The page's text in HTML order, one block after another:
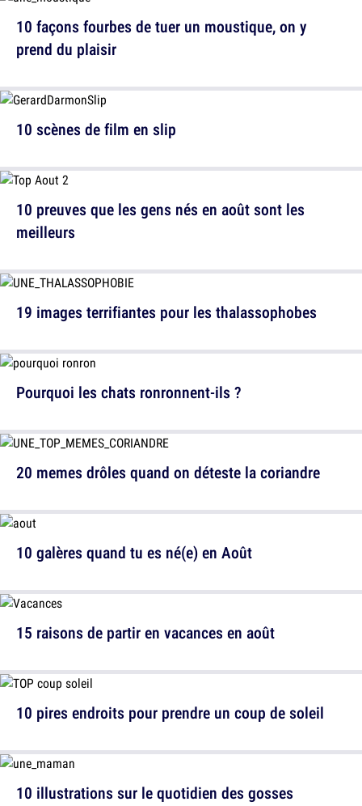
10 façons fourbes de tuer un moustique, on y
prend du plaisir
10 preuves que les gens nés en août sont les
meilleurs
Pourquoi les chats ronronnent-ils ?
10 galères quand tu es né(e) en Août
10 pires endroits pour prendre un coup de soleil
10 scènes de film en slip
19 images terrifiantes pour les thalassophobes
20 memes drôles quand on déteste la coriandre
15 raisons de partir en vacances en août
10 illustrations sur le quotidien des gosses